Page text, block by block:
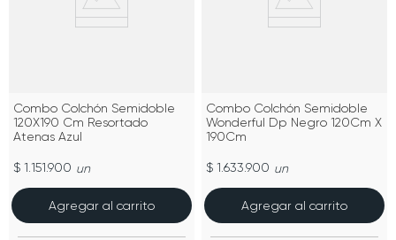
Combo Colchón Semidoble
120X190 Cm Resortado
Atenas Azul
$ 1.151.900 un
Agregar al carrito
Combo Colchón Semidoble
Wonderful Dp Negro 120Cm X
190Cm
$ 1.633.900 un
Agregar al carrito